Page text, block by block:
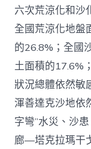
六次荒涼化和沙
全國荒涼化地盤
的26.8%；全國
土面積的17.6%
狀況總體依然
渾善達克沙地依
字彎”水災、沙
廊—塔克拉瑪干